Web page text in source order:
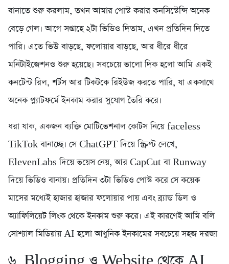
বানাতে শুরু করলাম, তখন আমার পোস্ট করার কনসিস্টেন্সি অনেক
বেড়ে গেল। আগে সপ্তাহে ২টা ভিডিও দিতাম, এখন প্রতিদিন দিতে
পারি। এতে ভিউ বাড়ছে, ফলোয়ার বাড়ছে, আর ধীরে ধীরে
মনিটাইজেশনও শুরু হয়েছে। সবচেয়ে ভালো দিক হলো আমি একই
কনটেন্ট রিল, শর্টস আর টিকটকে রিইউজ করতে পারি, যা একসাথে
অনেক প্ল্যাটফর্মে ইনকাম করার সুযোগ তৈরি করে।
ধরা যাক, একজন ব্যক্তি মোটিভেশনাল কোটস নিয়ে faceless
TikTok বানাচ্ছে। সে ChatGPT দিয়ে স্ক্রিপ্ট লেখে,
ElevenLabs দিয়ে ভয়েস নেয়, আর CapCut বা Runway
দিয়ে ভিডিও বানায়। প্রতিদিন ৩টা ভিডিও পোস্ট করে সে কয়েক
মাসের মধ্যেই হাজার হাজার ফলোয়ার পায় এবং ব্র্যান্ড ডিল ও
অ্যাফিলিয়েট লিংক থেকে ইনকাম শুরু করে। এই কারণেই আমি বলি
সোশ্যাল মিডিয়ায় AI হলো আধুনিক ইনকামের সবচেয়ে সহজ দরজা